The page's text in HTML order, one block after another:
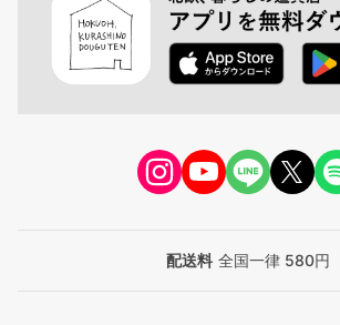
配送料 全国一律 580円